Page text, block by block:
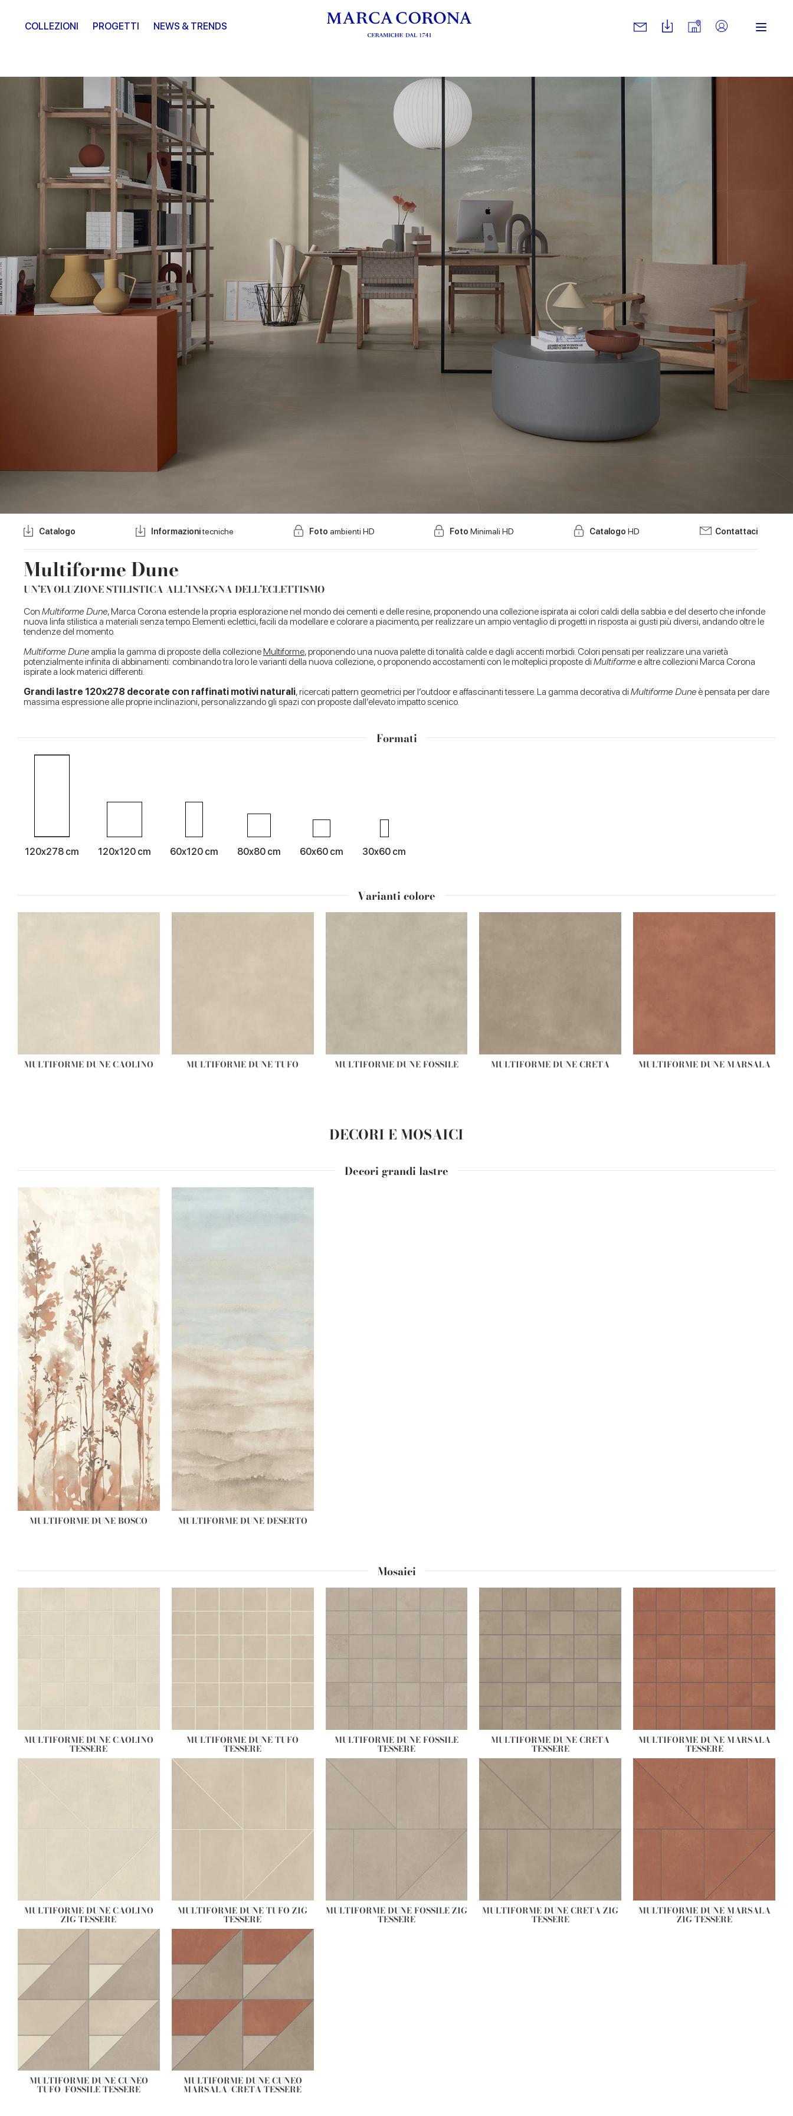
COLLEZIONI PROGETTI NEWS & TRENDS
Multiforme Dune
UN’EVOLUZIONE STILISTICA ALL’INSEGNA DELL’ECLETTISMO
Catalogo Informazionitecniche Foto ambienti HD FotoMinimali HD CatalogoHD Contattaci
Con Multiforme Dune, Marca Corona estende la propria esplorazione nel mondo dei cementi e delle resine, proponendo una collezione ispirata ai colori caldi della sabbia e del deserto che infonde
nuova linfa stilistica a materiali senza tempo. Elementi eclettici, facili da modellare e colorare a piacimento, per realizzare un ampio ventaglio di progetti in risposta ai gusti più diversi, andando oltre le
tendenze del momento.
Multiforme Dune amplia la gamma di proposte della collezioneMultiforme, proponendo una nuova palette di tonalità calde e dagli accenti morbidi. Colori pensati per realizzare una varietà
potenzialmente infinita di abbinamenti: combinando tra loro le varianti della nuova collezione, o proponendo accostamenti con le molteplici proposte di Multiforme e altre collezioni Marca Corona
ispirate a look materici differenti.
Grandi lastre 120x278 decorate con raffinati motivi naturali, ricercati pattern geometrici per l’outdoor e affascinanti tessere. La gamma decorativa di Multiforme Dune è pensata per dare
massima espressione alle proprie inclinazioni, personalizzando gli spazi con proposte dall’elevato impatto scenico.
Formati
120x278 cm 120x120 cm 60x120 cm 80x80 cm 60x60 cm 30x60 cm
Varianti colore
MULTIFORME DUNE CAOLINO MULTIFORME DUNE TUFO MULTIFORME DUNE FOSSILE MULTIFORME DUNE CRETA MULTIFORME DUNE MARSALA
DECORI E MOSAICI
Decori grandi lastre
MULTIFORME DUNE BOSCO MULTIFORME DUNE DESERTO
Mosaici
MULTIFORME DUNE CAOLINO
TESSERE
MULTIFORME DUNE TUFO
TESSERE
MULTIFORME DUNE FOSSILE
TESSERE
MULTIFORME DUNE CRETA
TESSERE
MULTIFORME DUNE MARSALA
TESSERE
MULTIFORME DUNE CAOLINO
ZIG TESSERE
MULTIFORME DUNE TUFO ZIG
TESSERE
MULTIFORME DUNE FOSSILE ZIG
TESSERE
MULTIFORME DUNE CRETA ZIG
TESSERE
MULTIFORME DUNE MARSALA
ZIG TESSERE
MULTIFORME DUNE CUNEO
TUFO/FOSSILE TESSERE
MULTIFORME DUNE CUNEO
MARSALA/CRETA TESSERE